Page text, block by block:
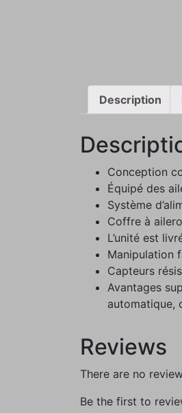
Description
Conception
Équipé des
Système
Coffre à
L’unité est
Manipulation
Capteurs
Avantages
automatique,
Reviews
There are no
Be the first to